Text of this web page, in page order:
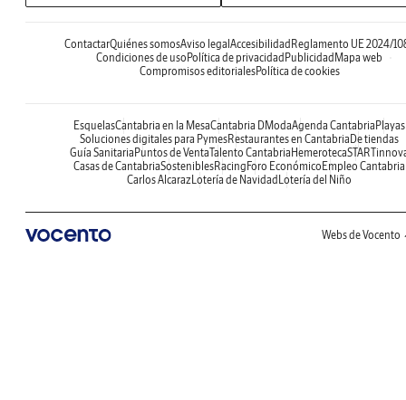
ContactarQuiénes somosAviso legal Accesibilidad Reglamento UE 2024/
Condiciones de uso Política de privacidad Publicidad Mapa web
Compromisos editorialesPolítica de cookies
EsquelasCantabria en la MesaCantabria DModaAgenda Cantabria Playas
Soluciones digitales para PymesRestaurantes en Cantabria De tiendas
Guía Sanitaria Puntos de VentaTalento Cantabria Hemeroteca
Casas de CantabriaSosteniblesRacing Foro Económico Empleo Cantabria
Carlos AlcarazLotería de Navidad Lotería del Niño
Webs de Vocento